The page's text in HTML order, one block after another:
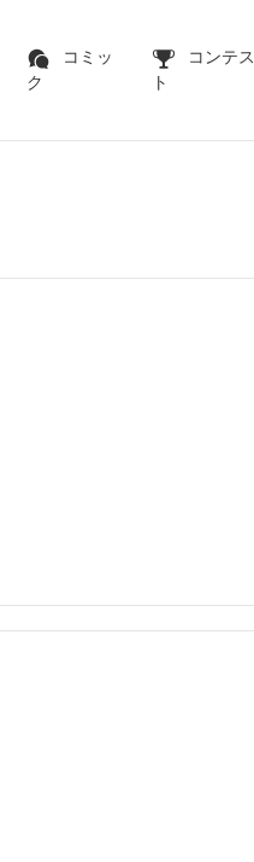
コミッ
ク
コンテス
ト